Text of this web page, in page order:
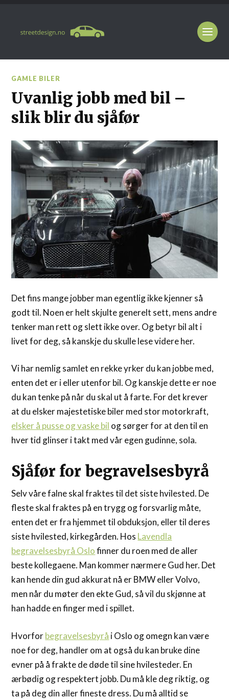
GAMLE BILER
Uvanlig jobb med bil –
slik blir du sjåfør
Det fins mange jobber man egentlig ikke kjenner så
godt til. Noen er helt skjulte generelt sett, mens andre
tenker man rett og slett ikke over. Og betyr bil alt i
livet for deg, så kanskje du skulle lese videre her.
Vi har nemlig samlet en rekke yrker du kan jobbe med,
enten det er i eller utenfor bil. Og kanskje dette er noe
du kan tenke på når du skal ut å farte. For det krever
at du elsker majestetiske biler med stor motorkraft,
elsker å pusse og vaske bil og sørger for at den til en
hver tid glinser i takt med vår egen gudinne, sola.
Sjåfør for begravelsesbyrå
Selv våre falne skal fraktes til det siste hvilested. De
fleste skal fraktes på en trygg og forsvarlig måte,
enten det er fra hjemmet til obduksjon, eller til deres
siste hvilested, kirkegården. Hos Lavendla
begravelsesbyrå Oslofinner du roen med de aller
beste kollegaene. Man kommer nærmere Gud her. Det
kan hende din gud akkurat nå er BMW eller Volvo,
men når du møter den ekte Gud, så vil du skjønne at
han hadde en finger med i spillet.
Hvorforbegravelsesbyrå i Oslo og omegn kan være
noe for deg, handler om at også du kan bruke dine
evner på å frakte de døde til sine hvilesteder. En
ærbødig og respektert jobb. Du må kle deg riktig, og
ta på deg din aller fineste dress. Du må alltid se